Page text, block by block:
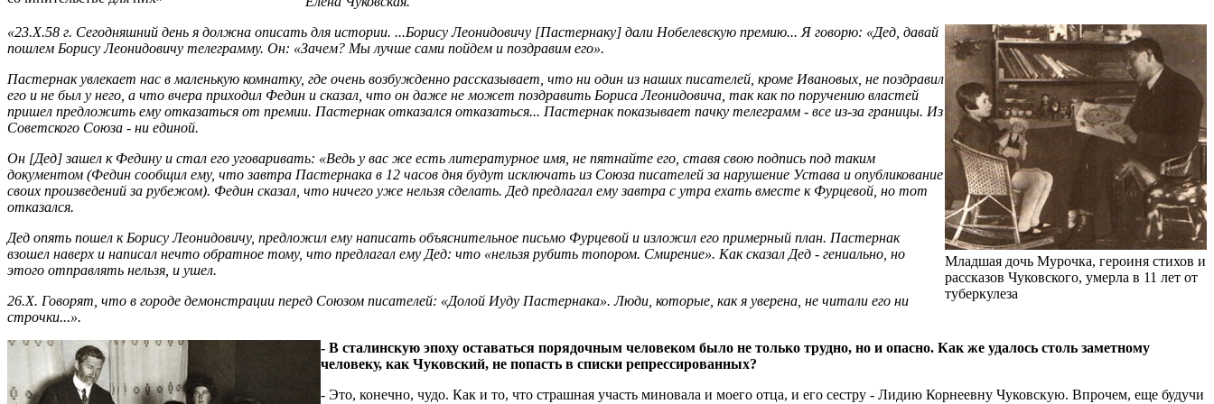
Младшая дочь Мурочка, героиня стихов и
рассказов Чуковского, умерла в 11 лет от
туберкулеза
«23.Х.58 г. Сегодняшний день я должна описать для истории. ...Борису Леонидовичу [Пастернаку] дали Нобелевскую премию... Я говорю: «Дед, давай
пошлем Борису Леонидовичу телеграмму. Он: «Зачем? Мы лучше сами пойдем и поздравим его».
Пастернак увлекает нас в маленькую комнатку, где очень возбужденно рассказывает, что ни один из наших писателей, кроме Ивановых, не поздравил
его и не был у него, а что вчера приходил Федин и сказал, что он даже не может поздравить Бориса Леонидовича, так как по поручению властей
пришел предложить ему отказаться от премии. Пастернак отказался отказаться... Пастернак показывает пачку телеграмм - все из-за границы. Из
Советского Союза - ни единой.
Он [Дед] зашел к Федину и стал его уговаривать: «Ведь у вас же есть литературное имя, не пятнайте его, ставя свою подпись под таким
документом (Федин сообщил ему, что завтра Пастернака в 12 часов дня будут исключать из Союза писателей за нарушение Устава и опубликование
своих произведений за рубежом). Федин сказал, что ничего уже нельзя сделать. Дед предлагал ему завтра с утра ехать вместе к Фурцевой, но тот
отказался.
Дед опять пошел к Борису Леонидовичу, предложил ему написать объяснительное письмо Фурцевой и изложил его примерный план. Пастернак
взошел наверх и написал нечто обратное тому, что предлагал ему Дед: что «нельзя рубить топором. Смирение». Как сказал Дед - гениально, но
этого отправлять нельзя, и ушел.
26.Х. Говорят, что в городе демонстрации перед Союзом писателей: «Долой Иуду Пастернака». Люди, которые, как я уверена, не читали его ни
строчки...».
- В сталинскую эпоху оставаться порядочным человеком было не только трудно, но и опасно. Как же удалось столь заметному
человеку, как Чуковский, не попасть в списки репрессированных?
- Это, конечно, чудо. Как и то, что страшная участь миновала и моего отца, и его сестру - Лидию Корнеевну Чуковскую. Впрочем, еще будучи